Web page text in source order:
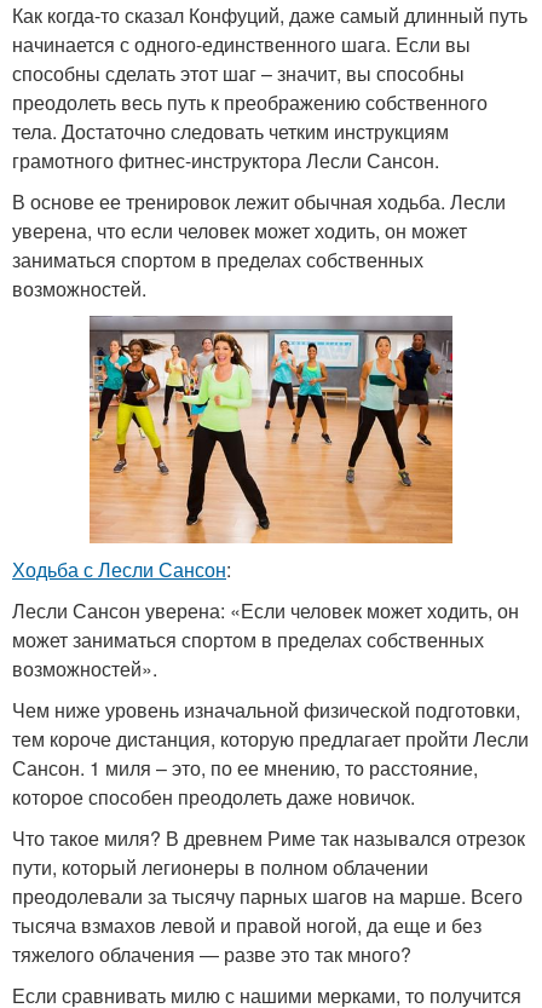
Как когда-то сказал Конфуций, даже самый длинный путь
начинается с одного-единственного шага. Если вы
способны сделать этот шаг – значит, вы способны
преодолеть весь путь к преображению собственного
тела. Достаточно следовать четким инструкциям
грамотного фитнес-инструктора Лесли Сансон.
В основе ее тренировок лежит обычная ходьба. Лесли
уверена, что если человек может ходить, он может
заниматься спортом в пределах собственных
возможностей.
Ходьба с Лесли Сансон:
Лесли Сансон уверена: «Если человек может ходить, он
может заниматься спортом в пределах собственных
возможностей».
Чем ниже уровень изначальной физической подготовки,
тем короче дистанция, которую предлагает пройти Лесли
Сансон. 1 миля – это, по ее мнению, то расстояние,
которое способен преодолеть даже новичок.
Что такое миля? В древнем Риме так назывался отрезок
пути, который легионеры в полном облачении
преодолевали за тысячу парных шагов на марше. Всего
тысяча взмахов левой и правой ногой, да еще и без
тяжелого облачения — разве это так много?
Если сравнивать милю с нашими мерками, то получится